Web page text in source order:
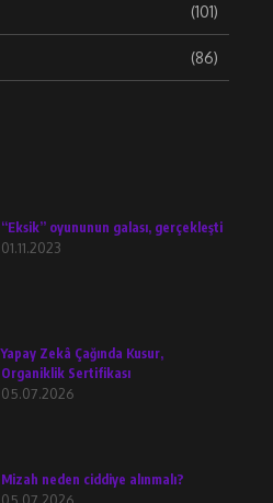
(101)
(86)
“Eksik” oyununun galası, gerçekleşti
01.11.2023
Yapay Zekâ Çağında Kusur,
Organiklik Sertifikası
05.07.2026
Mizah neden ciddiye alınmalı?
05.07.2026